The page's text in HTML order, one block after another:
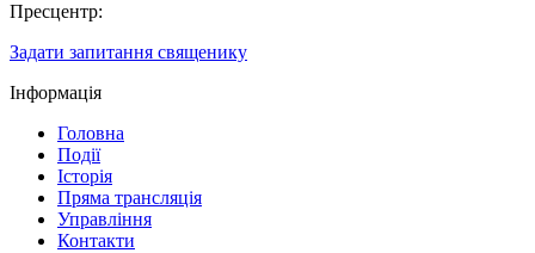
Пресцентр:
Задати запитання священику
Інформація
Головна
Події
Історія
Пряма трансляція
Управління
Контакти